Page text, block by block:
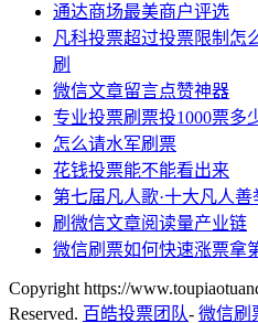
通达商场最美商户评选
凡科投票超过投票限制怎
刷
微信文章留言点赞神器
专业投票刷票投1000票多
怎么请水军刷票
花钱投票能不能看出来
第七届凡人歌·十大凡人
刷微信文章阅读量产业链
微信刷票如何快速涨票拿
Copyright https://
Reserved. 百皓投票团队- 微信刷